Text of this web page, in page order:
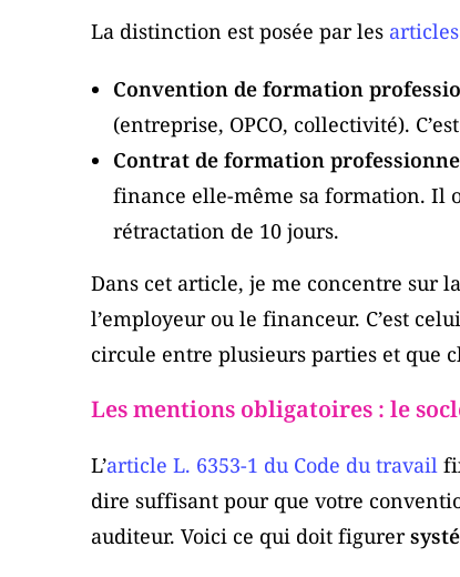
La distinction est posée par les
Convention de formation
(entreprise, OPCO, collectivité).
Contrat de formation
finance elle-même sa formation. Il
rétractation de 10 jours.
Dans cet article, je me concentre sur
l’employeur ou le financeur. C’est
circule entre plusieurs parties et que
Les mentions obligatoires : le
L’article L. 6353-1 du Code du travail
dire suffisant pour que votre
auditeur. Voici ce qui doit figurer